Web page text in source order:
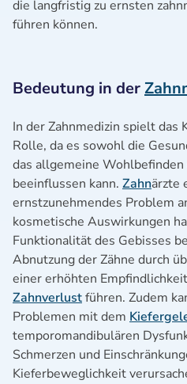
die langfristig zu ernsten
führen können.
Bedeutung in der
In der Zahnmedizin spielt das
Rolle, da es sowohl die
das allgemeine
beeinflussen kann. Zahnärzte
ernstzunehmendes Problem
kosmetische Auswirkungen
Funktionalität des Gebisses
Abnutzung der Zähne durch
einer erhöhten
Zahnverlustführen. Zudem
Problemen mit dem
temporomandibulären
Schmerzen und
Kieferbeweglichkeit